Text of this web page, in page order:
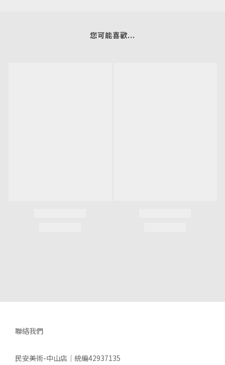
您可能喜歡...
聯絡我們
民安美術-中山店｜統編42937135